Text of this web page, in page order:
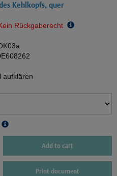
Kehlkopfs, quer
Rückgaberecht
aufklären
Add to cart
Print document